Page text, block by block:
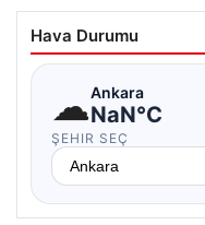
Hava Durumu
☁Ankara
NaN°C
ŞEHIR SEÇ